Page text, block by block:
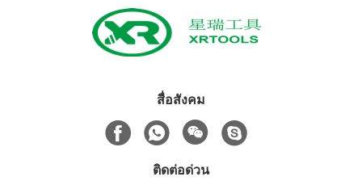
สื่อสังคม
ติดต่อด่วน